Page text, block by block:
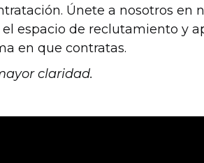
Únete a nosotros en
espacio de reclutamiento y
en que contratas.
claridad.